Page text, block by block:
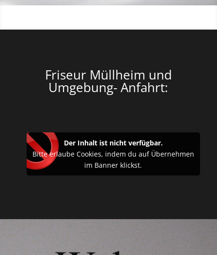
Friseur Müllheim und
Umgebung- Anfahrt:
Der Inhalt ist nicht verfügbar.
Bitte erlaube Cookies, indem du auf Übernehmen
im Banner klickst.